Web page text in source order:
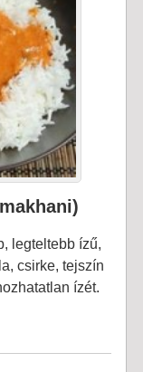
legteltebb ízű,
csirke, tejszín
ízét.